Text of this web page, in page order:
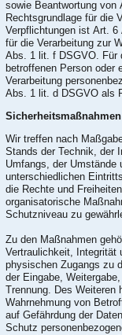
sowie Beantwortung
Rechtsgrundlage für die
Verpflichtungen ist Art.
für die Verarbeitung zur
Abs. 1 lit. f DSGVO. Für
betroffenen Person oder
Verarbeitung
Abs. 1 lit. d DSGVO als
Sicherheitsmaßnahmen
Wir treffen nach
Stands der Technik, der
Umfangs, der Umstände
unterschiedlichen
die Rechte und
organisatorische
Schutzniveau zu
Zu den Maßnahmen
Vertraulichkeit, Integrität
physischen Zugangs zu
der Eingabe,
Trennung. Des Weiteren
Wahrnehmung von
auf Gefährdung der
Schutz